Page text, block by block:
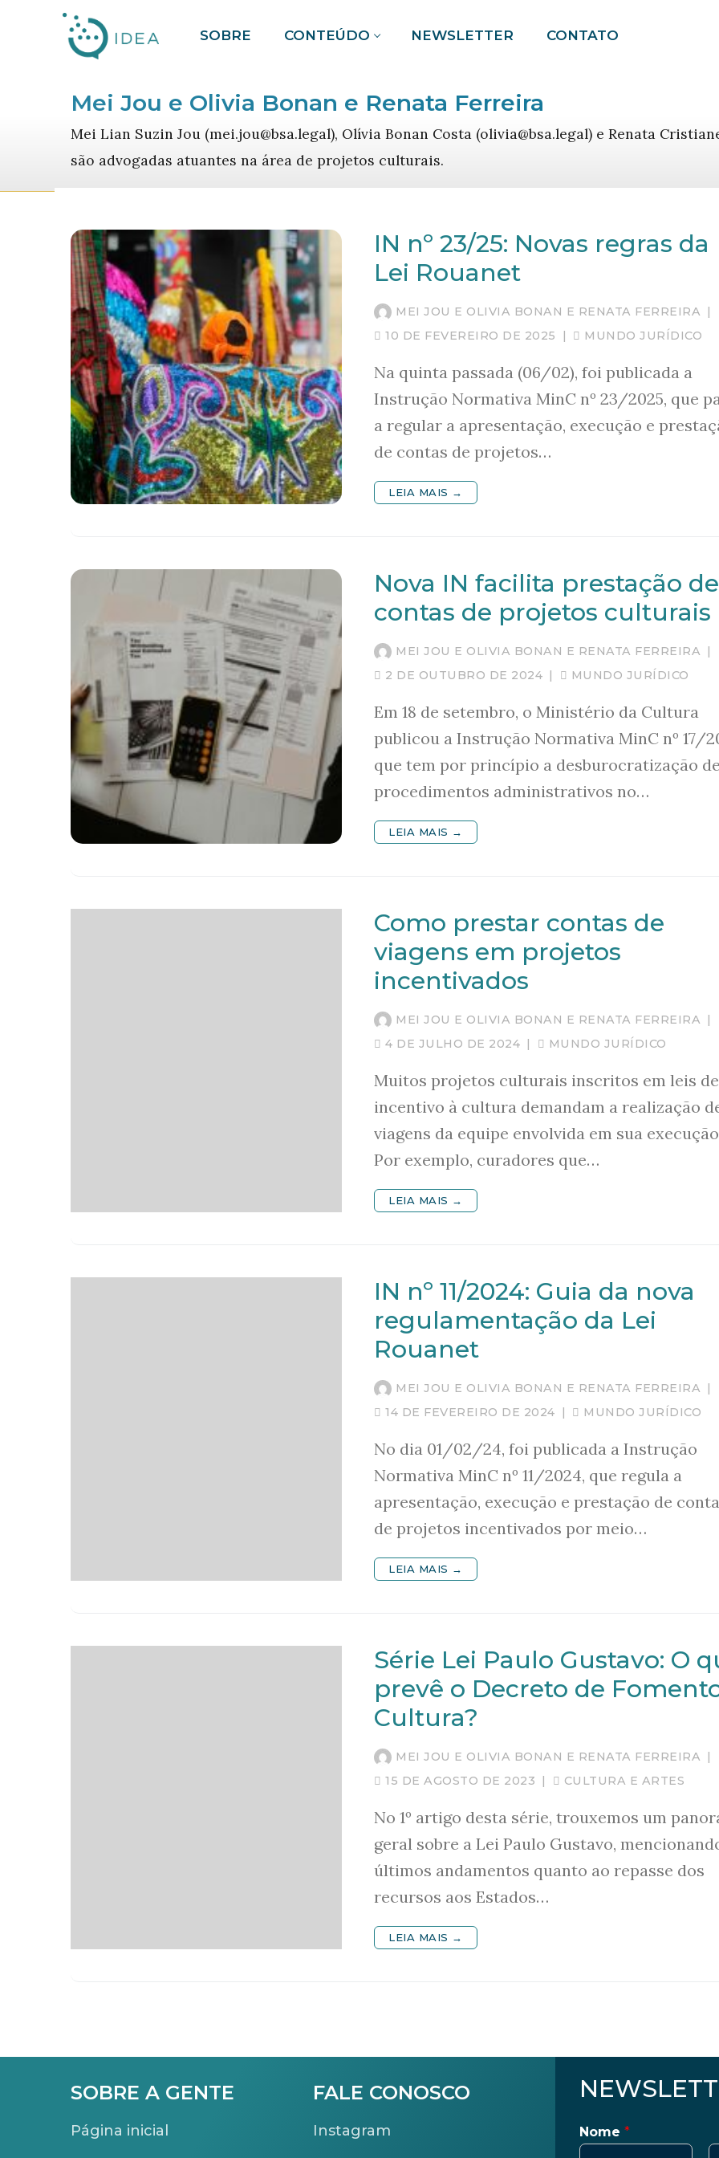
SOBRE CONTEÚDO NEWSLETTER CONTATO
Pesquisar por:
Mei Jou e Olivia Bonan e Renata Ferreira
Mei Lian Suzin Jou (mei.jou@bsa.legal), Olívia Bonan Costa (olivia@bsa.legal) e Renata
são advogadas atuantes na área de projetos culturais.
IN nº 23/25: Novas regras da
Lei Rouanet
MEI JOU E OLIVIA BONAN E RENATA FERREIRA |
10 DE FEVEREIRO DE 2025
MUNDO JURÍDICO
Na quinta passada (06/02), foi publicada a
Instrução Normativa MinC nº 23/2025, que
a regular a apresentação, execução e
de contas de projetos…
LEIA MAIS →
Nova IN facilita prestação de
contas de projetos culturais
MEI JOU E OLIVIA BONAN E RENATA FERREIRA |
2 DE OUTUBRO DE 2024
MUNDO JURÍDICO
Em 18 de setembro, o Ministério da Cultura
publicou a Instrução Normativa MinC nº 17/
que tem por princípio a desburocratização
procedimentos administrativos no…
LEIA MAIS →
Como prestar contas de
viagens em projetos
incentivados
MEI JOU E OLIVIA BONAN E RENATA FERREIRA |
4 DE JULHO DE 2024
MUNDO JURÍDICO
Muitos projetos culturais inscritos em leis de
incentivo à cultura demandam a realização
viagens da equipe envolvida em sua
Por exemplo, curadores que…
LEIA MAIS →
IN nº 11/2024: Guia da nova
regulamentação da Lei
Rouanet
MEI JOU E OLIVIA BONAN E RENATA FERREIRA |
14 DE FEVEREIRO DE 2024
MUNDO JURÍDICO
No dia 01/02/24, foi publicada a Instrução
Normativa MinC nº 11/2024, que regula a
apresentação, execução e prestação de
de projetos incentivados por meio…
LEIA MAIS →
Série Lei Paulo Gustavo: O
prevê o Decreto de
Cultura?
MEI JOU E OLIVIA BONAN E RENATA FERREIRA |
15 DE AGOSTO DE 2023
CULTURA E ARTES
No 1º artigo desta série, trouxemos um
geral sobre a Lei Paulo Gustavo,
últimos andamentos quanto ao repasse dos
recursos aos Estados…
LEIA MAIS →
SOBRE A GENTE
Página inicial
FALE CONOSCO
Instagram Nome *